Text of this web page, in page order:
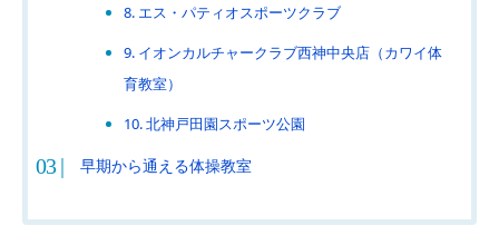
8. エス・パティオスポーツクラブ
9. イオンカルチャークラブ西神中央店（カワイ体
育教室）
10. 北神戸田園スポーツ公園
早期から通える体操教室